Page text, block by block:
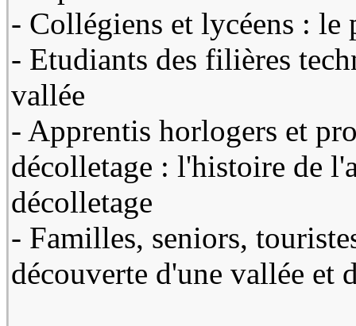
- Collégiens et lycéens : le
- Etudiants des filières
vallée
- Apprentis horlogers et
décolletage : l'histoire de
décolletage
- Familles, seniors,
découverte d'une vallée et